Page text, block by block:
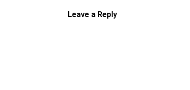
Leave a Reply